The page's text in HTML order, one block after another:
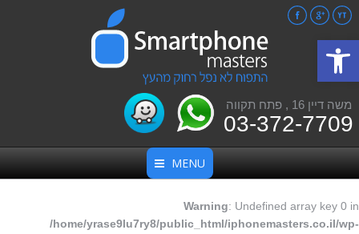
פתח סרגל נגישות
משה דיין 16 , פתח תקווה
03-372-7709
FacebookGoogle+
YouTube
MENU
Warning: Undefined array key 0 in
/home/yrase9lu7ry8/public_html/iphonemasters.co.il/wp-